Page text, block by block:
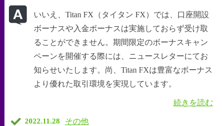
いいえ、Titan FX（タイタン FX）では、口座開設
ボーナスや入金ボーナスは実施しておらず受け取
ることができません。期間限定のボーナスキャン
ペーンを開催する際には、ニュースレターにてお
知らせいたします。尚、Titan FXは豊富なボーナス
より優れた取引環境を実現しています。
続きを読む
2022.11.28 その他